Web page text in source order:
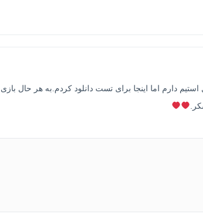
دارم اما اینجا برای تست دانلود کردم.به هر حال